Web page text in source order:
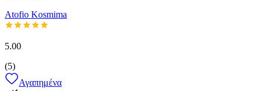
Atofio Kosmima
5.00
(5)
Αγαπημένα